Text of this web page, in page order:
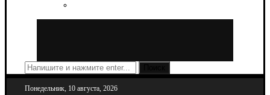
Понедельник, 10 августа, 2026